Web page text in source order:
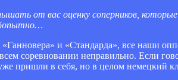
от вас оценку соперников,
и «Стандарда», все наши
соревновании неправильно. Если
пришли в себя, но в целом немецкий